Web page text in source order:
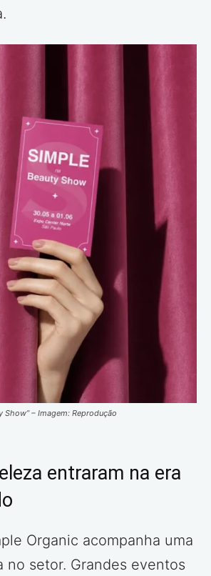
Show” – Imagem: Reprodução
entraram na era
Organic acompanha uma
no setor. Grandes eventos